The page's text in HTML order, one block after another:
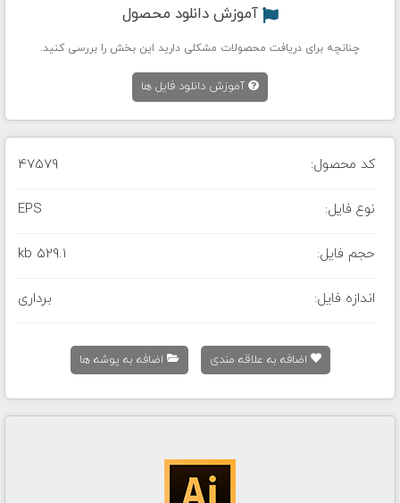
آموزش دانلود محصول
چنانچه برای دریافت محصولات مشکلی دارید این بخش را بررسی کنید.
آموزش دانلود فایل ها
کد محصول: 47579
نوع فایل: EPS
حجم فایل: 529.1 kb
اندازه فایل: برداری
اضافه به علاقه مندی اضافه به پوشه ها